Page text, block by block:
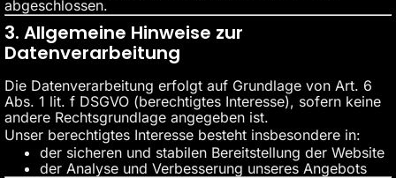
abgeschlossen.
3. Allgemeine Hinweise zur
Datenverarbeitung
Die Datenverarbeitung erfolgt auf Grundlage von Art. 6
Abs. 1 lit. f DSGVO (berechtigtes Interesse), sofern keine
andere Rechtsgrundlage angegeben ist.
Unser berechtigtes Interesse besteht insbesondere in:
der sicheren und stabilen Bereitstellung der Website
der Analyse und Verbesserung unseres Angebots